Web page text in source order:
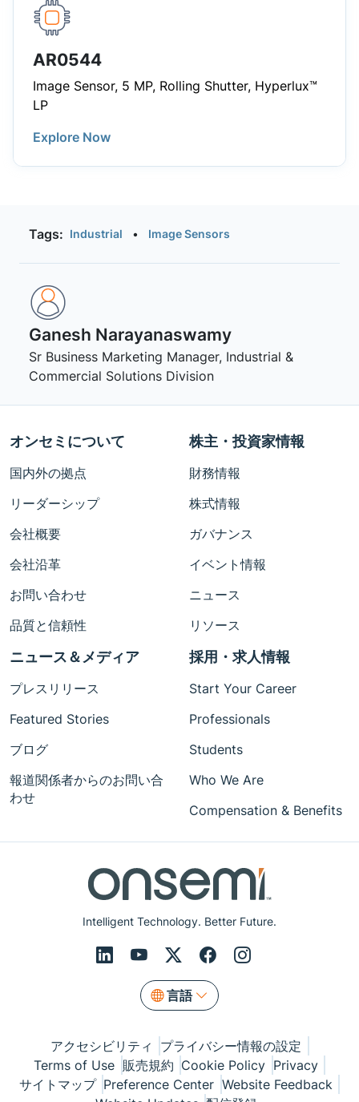
AR0544
Image Sensor, 5 MP, Rolling Shutter, Hyperlux™
LP
Explore Now
Tags: Industrial • Image Sensors
Ganesh Narayanaswamy
Sr Business Marketing Manager, Industrial &
Commercial Solutions Division
Intelligent Technology. Better Future.
言語
オンセミについて
国内外の拠点
リーダーシップ
会社概要
会社沿革
お問い合わせ
品質と信頼性
株主・投資家情報
財務情報
株式情報
ガバナンス
イベント情報
ニュース
リソース
ニュース＆メディア
プレスリリース
Featured Stories
ブログ
報道関係者からのお問い合
わせ
採用・求人情報
Start Your Career
Professionals
Students
Who We Are
Compensation & Benefits
アクセシビリティ
プライバシー情報の設定
Terms of Use 販売規約 Cookie Policy Privacy
サイトマップ Preference Center Website Feedback